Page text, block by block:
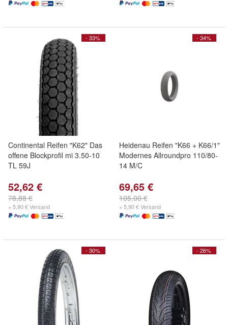
- 33%
Continental Reifen "K62" Das
offene Blockprofil mi 3.50-10
TL 59J
52,62 €
78,88 €
+ 5,90 € Versand
- 34%
Heidenau Reifen "K66 + K66/1"
Modernes Allroundpro 110/80-
14 M/C
69,65 €
105,00 €
+ 5,90 € Versand
- 30% - 26%